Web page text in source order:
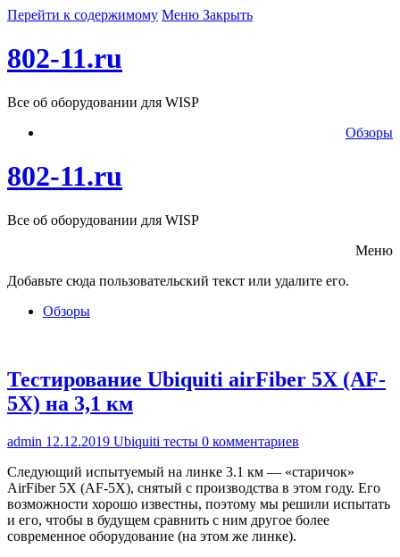
Перейти к содержимому Меню Закрыть
802-11.ru
Все об оборудовании для WISP
Обзоры
802-11.ru
Все об оборудовании для WISP
Меню
Добавьте сюда пользовательский текст или удалите его.
Обзоры
Тестирование Ubiquiti airFiber 5X (AF-
5X) на 3,1 км
admin 12.12.2019 Ubiquiti тесты 0 комментариев
Следующий испытуемый на линке 3.1 км — «старичок»
AirFiber 5X (AF-5X), снятый с производства в этом году. Его
возможности хорошо известны, поэтому мы решили испытать
и его, чтобы в будущем сравнить с ним другое более
современное оборудование (на этом же линке).